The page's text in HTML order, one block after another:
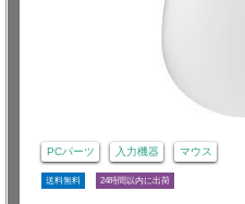
PCパーツ 入力機器 マウス
送料無料 24時間以内に出荷